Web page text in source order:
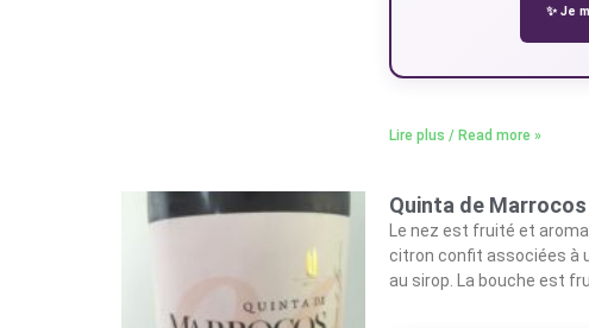
✨ Je
Lire plus / Read more »
Quinta de
Le nez est fruité et
citron confit associées à
au sirop. La bouche est